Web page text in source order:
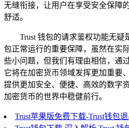
无缝衔接，让用户在享受安全保障
舒适。
Trust 钱包的请求鉴权功能无疑
包正常运行的重要保障，虽然在实
些小问题，但我们有理由相信，通
它将在加密货币领域发挥更加重要
提供更加安全、便捷、高效的数字
加密货币的世界中稳健前行。
Trust苹果版免费下载-Trust钱包